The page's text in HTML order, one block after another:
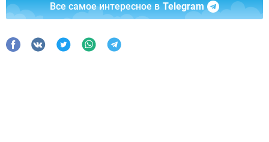
Все самое интересное в Telegram